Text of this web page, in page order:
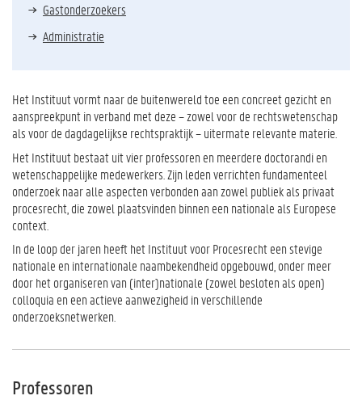
Gastonderzoekers
Administratie
Het Instituut vormt naar de buitenwereld toe een concreet gezicht en
aanspreekpunt in verband met deze – zowel voor de rechtswetenschap
als voor de dagdagelijkse rechtspraktijk – uitermate relevante materie.
Het Instituut bestaat uit vier professoren en meerdere doctorandi en
wetenschappelijke medewerkers. Zijn leden verrichten fundamenteel
onderzoek naar alle aspecten verbonden aan zowel publiek als privaat
procesrecht, die zowel plaatsvinden binnen een nationale als Europese
context.
In de loop der jaren heeft het Instituut voor Procesrecht een stevige
nationale en internationale naambekendheid opgebouwd, onder meer
door het organiseren van (inter)nationale (zowel besloten als open)
colloquia en een actieve aanwezigheid in verschillende
onderzoeksnetwerken.
Professoren